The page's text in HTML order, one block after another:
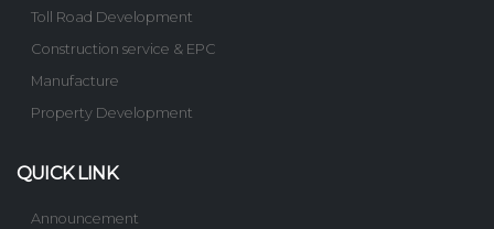
Toll Road Development
Construction service & EPC
Manufacture
Property Development
QUICK LINK
Announcement